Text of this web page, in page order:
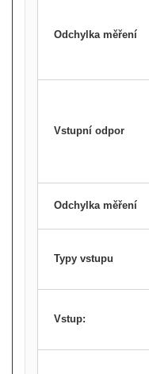
Odchylka měření
Vstupní odpor
Odchylka měření
Typy vstupu
Vstup: